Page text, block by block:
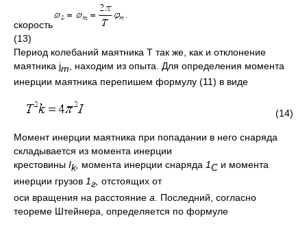
скорость
(13)
Период колебаний маятника Т так же, как и отклонение
маятника jт , находим из опыта. Для определения момента
инерции маятника перепишем формулу (11) в виде
(14)
Момент инерции маятника при попадании в него снаряда
складывается из момента инерции
крестовины Ik, момента инерции снаряда 1С и момента
инерции грузов 1г, отстоящих от
оси вращения на расстояние а. Последний, согласно
теореме Штейнера, определяется по формуле